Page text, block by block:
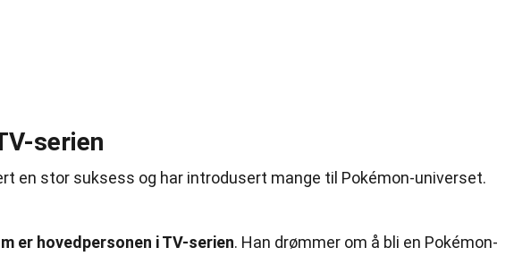
serien
en stor suksess og har introdusert mange til Pokémon-universet.
er hovedpersonen i TV-serien. Han drømmer om å bli en Pokémon-